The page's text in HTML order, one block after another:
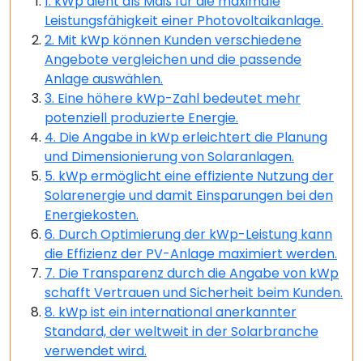
Leistungsfähigkeit einer Photovoltaikanlage.
2. Mit kWp können Kunden verschiedene
Angebote vergleichen und die passende
Anlage auswählen.
3. Eine höhere kWp-Zahl bedeutet mehr
potenziell produzierte Energie.
4. Die Angabe in kWp erleichtert die Planung
und Dimensionierung von Solaranlagen.
5. kWp ermöglicht eine effiziente Nutzung der
Solarenergie und damit Einsparungen bei den
Energiekosten.
6. Durch Optimierung der kWp-Leistung kann
die Effizienz der PV-Anlage maximiert werden.
7. Die Transparenz durch die Angabe von kWp
schafft Vertrauen und Sicherheit beim Kunden.
8. kWp ist ein international anerkannter
Standard, der weltweit in der Solarbranche
verwendet wird.